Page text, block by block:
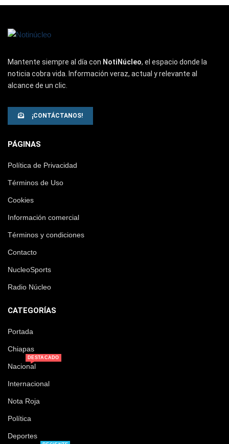
Mantente siempre al día con NotiNúcleo, el espacio donde la
noticia cobra vida. Información veraz, actual y relevante al
alcance de un clic.
¡CONTÁCTANOS!
PÁGINAS
Política de Privacidad
Términos de Uso
Cookies
Información comercial
Términos y condiciones
Contacto
NucleoSports
Radio Núcleo
CATEGORÍAS
Portada
Chiapas
Nacional
DESTACADO
Internacional
Nota Roja
Política
Deportes